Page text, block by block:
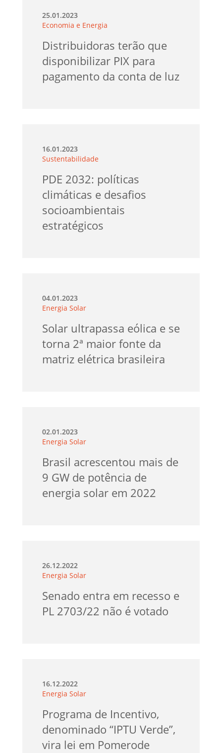
25.01.2023
Economia e Energia
Distribuidoras terão que
disponibilizar PIX para
pagamento da conta de luz
16.01.2023
Sustentabilidade
PDE 2032: políticas
climáticas e desafios
socioambientais
estratégicos
04.01.2023
Energia Solar
Solar ultrapassa eólica e se
torna 2ª maior fonte da
matriz elétrica brasileira
02.01.2023
Energia Solar
Brasil acrescentou mais de
9 GW de potência de
energia solar em 2022
26.12.2022
Energia Solar
Senado entra em recesso e
PL 2703/22 não é votado
16.12.2022
Energia Solar
Programa de Incentivo,
denominado “IPTU Verde”,
vira lei em Pomerode